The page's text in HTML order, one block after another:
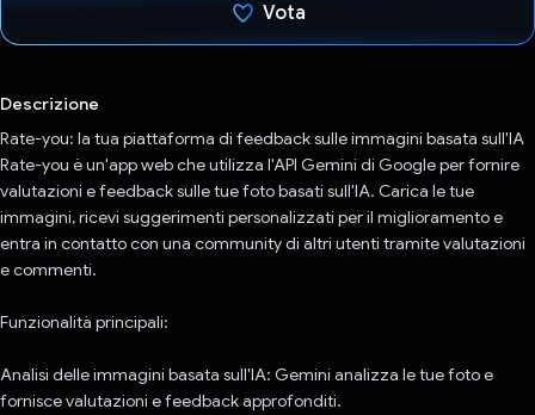
Vota
Descrizione
Rate-you: la tua piattaforma di feedback sulle immagini basata sull'IA
Rate-you è un'app web che utilizza l'API Gemini di Google per fornire
valutazioni e feedback sulle tue foto basati sull'IA. Carica le tue
immagini, ricevi suggerimenti personalizzati per il miglioramento e
entra in contatto con una community di altri utenti tramite valutazioni
e commenti.
Funzionalità principali:
Analisi delle immagini basata sull'IA: Gemini analizza le tue foto e
fornisce valutazioni e feedback approfonditi.